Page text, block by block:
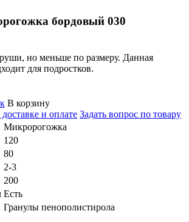
бордовый 030
но меньше по размеру. Данная
для подростков.
В корзину
и оплате Задать вопрос по товару
Микророгожка
120
80
2-3
200
Есть
Гранулы пенополистирола